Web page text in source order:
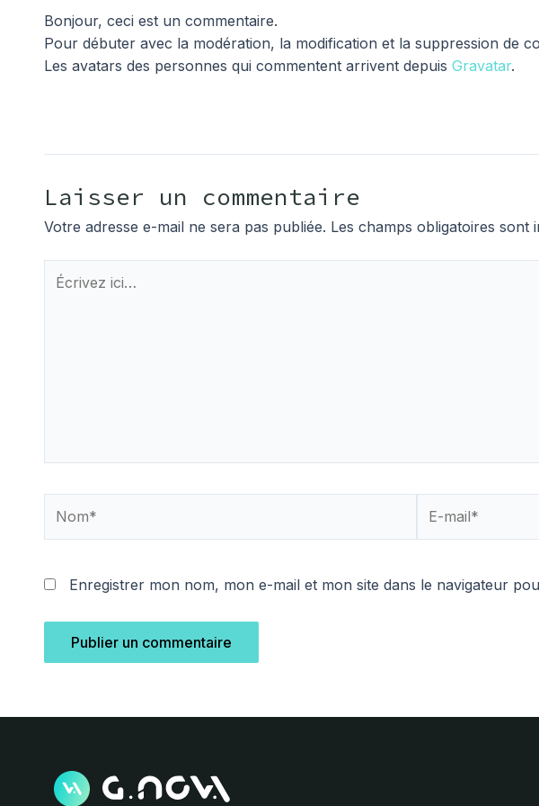
Bonjour, ceci est un commentaire.
Pour débuter avec la modération, la modification et la suppression de
Les avatars des personnes qui commentent arrivent depuis Gravatar.
Laisser un commentaire
Votre adresse e-mail ne sera pas publiée. Les champs obligatoires sont
Écrivez
ici…
mail*
Enregistrer mon nom, mon e-mail et mon site dans le navigateur